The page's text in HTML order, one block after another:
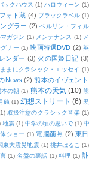
ックハウス (1) ハロウィーン (1)
フォト蔵 (4) ブラックラベル (1)
グラー (2) ベルリン・フィル
ガジン (1) メンテナンス (1) メ
ナー (1) 映画特選DVD (2) 英
ンダー (3) 火の国姫日記 (3)
まにクラシック・エッセイ (1)
News (2) 熊本のイヴェント
本の朝 (1) 熊本の天気 (10) 熊
蝕 (1) 幻想ストリート (6) 黒
取扱注意のクラシック音楽 (1)
地震 (1) 中学の頃の思いで (1) 中
ショー (1) 電脳萠照 (2) 東日
東大震災地震 (1) 桃井はるこ (1)
(1) 名盤の裏話 (1) 料理 (1) 訃